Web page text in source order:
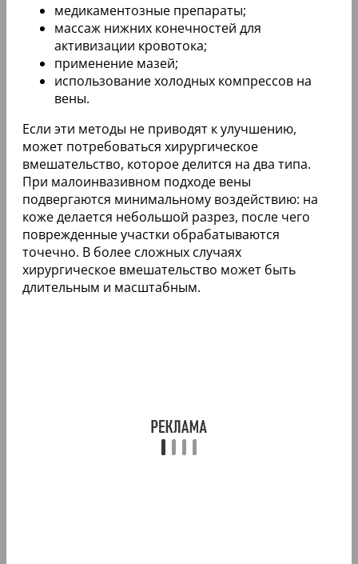
медикаментозные препараты;
массаж нижних конечностей для
активизации кровотока;
применение мазей;
использование холодных компрессов на
вены.
Если эти методы не приводят к улучшению,
может потребоваться хирургическое
вмешательство, которое делится на два типа.
При малоинвазивном подходе вены
подвергаются минимальному воздействию: на
коже делается небольшой разрез, после чего
поврежденные участки обрабатываются
точечно. В более сложных случаях
хирургическое вмешательство может быть
длительным и масштабным.